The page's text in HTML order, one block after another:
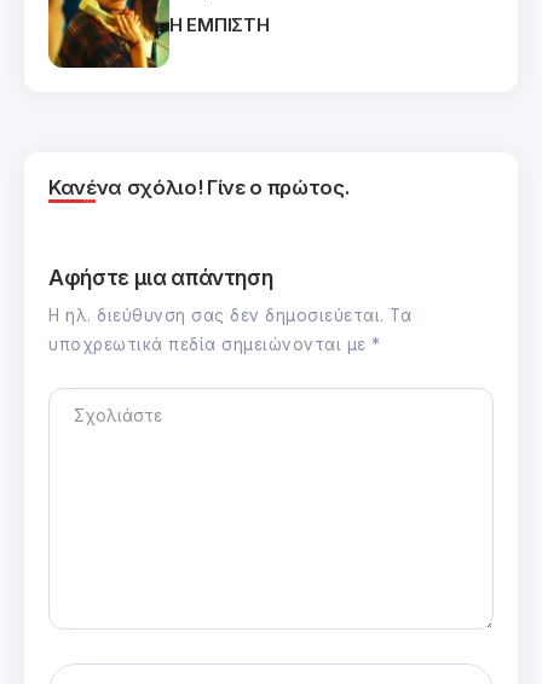
Η ΕΜΠΙΣΤΗ
Κανένα σχόλιο! Γίνε ο πρώτος.
Αφήστε μια απάντηση
Η ηλ. διεύθυνση σας δεν δημοσιεύεται. Τα
υποχρεωτικά πεδία σημειώνονται με *